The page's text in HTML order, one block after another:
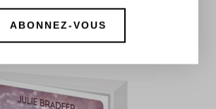
Things We Lost – Tome 1
7,99€ – 16,90€